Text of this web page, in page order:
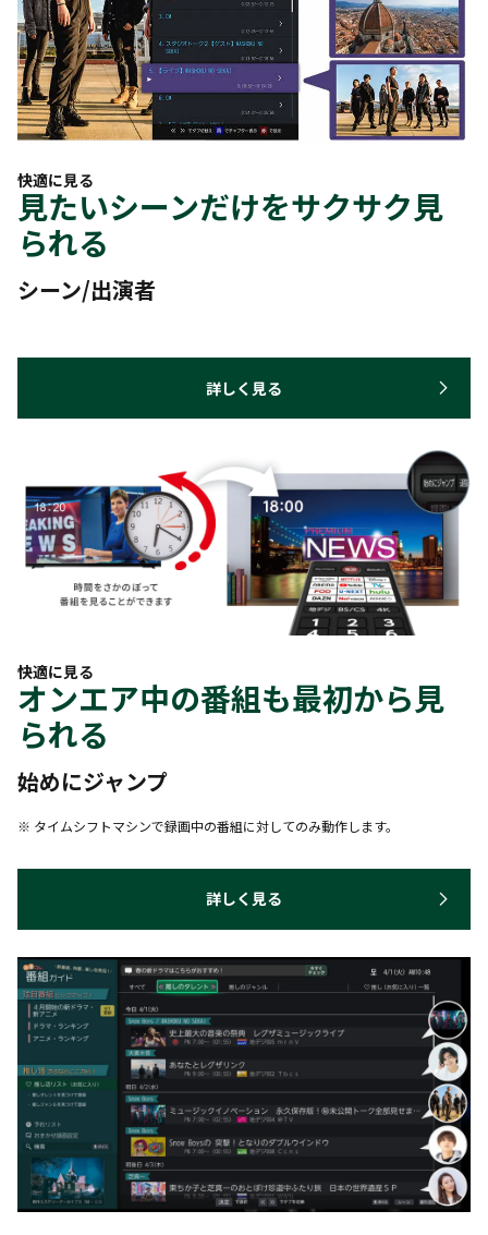
快適に見る
見たいシーンだけをサクサク見
られる
シーン/出演者
詳しく見る
快適に見る
オンエア中の番組も最初から見
られる
始めにジャンプ
※ タイムシフトマシンで録画中の番組に対してのみ動作します。
詳しく見る